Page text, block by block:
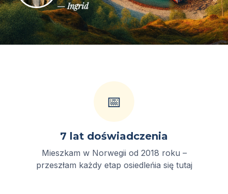
— Ingrid
📅
7 lat doświadczenia
Mieszkam w Norwegii od 2018 roku –
przeszłam każdy etap osiedleńia się tutaj